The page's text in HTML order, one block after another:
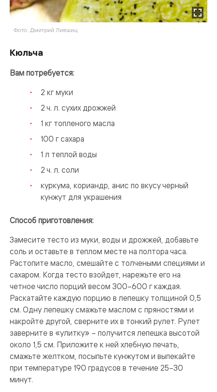
Фото: Дмитрий Лившиц
Кюльча
Вам потребуется:
2 кг муки
2 ч. л. сухих дрожжей
1 кг топленого масла
100 г сахара
1 л теплой воды
2 ч. л. соли
куркума, кориандр, анис по вкусу черный
кунжут для украшения
Способ приготовления:
Замесите тесто из муки, воды и дрожжей, добавьте
соль и оставьте в теплом месте на полтора часа.
Растопите масло, смешайте с толчеными специями и
сахаром. Когда тесто взойдет, нарежьте его на
четное число порций весом 300–600 г каждая.
Раскатайте каждую порцию в лепешку толщиной 0,5
см. Одну лепешку смажьте маслом с пряностями и
накройте другой, сверните их в тонкий рулет. Рулет
заверните в «улитку» – получится лепешка высотой
около 1,5 см. Приложите к ней хлебную печать,
смажьте желтком, посыпьте кунжутом и выпекайте
при температуре 190 градусов в течение 25–30
минут.